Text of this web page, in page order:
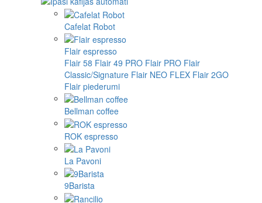
Cafelat Robot
Flair espresso
Flair 58 Flair 49 PRO Flair PRO Flair
Classic/Signature Flair NEO FLEX Flair 2GO
Flair piederumi
Bellman coffee
ROK espresso
La Pavoni
9Barista